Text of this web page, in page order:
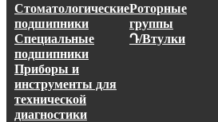
Стоматологические
подшипники
Роторные
группы
Специальные
подшипники
Դ/Втулки
Приборы и
инструменты для
технической
диагностики